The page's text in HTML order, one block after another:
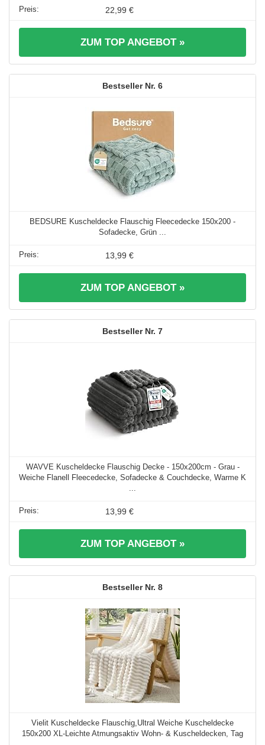
22,99 €
ZUM TOP ANGEBOT »
6
BEDSURE Kuscheldecke Flauschig Fleecedecke 150x200 -
Sofadecke, Grün ...
13,99 €
ZUM TOP ANGEBOT »
7
WAVVE Kuscheldecke Flauschig Decke - 150x200cm - Grau -
Weiche Flanell Fleecedecke, Sofadecke & Couchdecke, Warme K
13,99 €
ZUM TOP ANGEBOT »
8
Vielit Kuscheldecke Flauschig,Ultral Weiche Kuscheldecke
150x200 XL-Leichte Atmungsaktiv Wohn- & Kuscheldecken, Tag